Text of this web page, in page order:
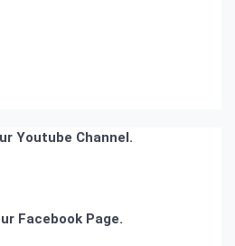
Youtube Channel.
Facebook Page.